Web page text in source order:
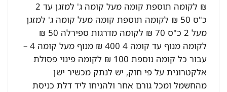
₪ לקומה תוספת קומה מעל קומה ג' למזגן עד 2
כ"ס 50 ₪ לקומה תוספת קומה מעל קומה ג' למזגן
מעל 2 כ"ס 70 ₪ לקומה מדרגות ספירלה 50 ₪
לקומה מנוף עד קומה 4 400 ₪ מנוף מעל קומה 4 –
עבור כל קומה נוספת 100 ₪ לקומה פינוי פסולת
אלקטרונית על פי חוק, יש לנתק מכשיר ישן
מהחשמל ומכל גורם אחר ולהניחו ליד דלת כניסת